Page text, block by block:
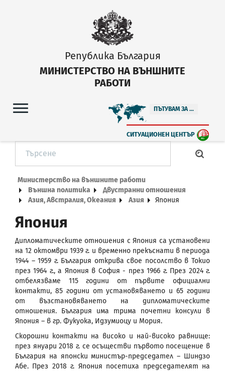
Република България
МИНИСТЕРСТВО НА ВЪНШНИТЕ
РАБОТИ
ПЪТУВАМ ЗА ...
СИТУАЦИОНЕН ЦЕНТЪР
Министерство на външните работи
Външна политика
Двустранни отношения
Азия, Австралия, Океания
Азия Япония
Япония
Дипломатическите отношения с Япония са установени
на 12 октомври 1939 г. и временно прекъснати в периода
1944 – 1959 г. България открива свое посолство в Токио
през 1964 г., а Япония в София - през 1966 г. През 2024 г.
отбелязваме 115 години от първите официални
контакти, 85 години от установяването и 65 години
от възстановяването на дипломатическите
отношения. България има трима почетни консули в
Япония – в гр. Фукуока, Идзумиоцу и Мория.
Скорошни контакти на високо и най-високо равнище:
през януари 2018 г. се осъществи първото посещение в
България на японски министър-председател – Шиндзо
Абе. През 2018 г. Япония посетиха председателят на